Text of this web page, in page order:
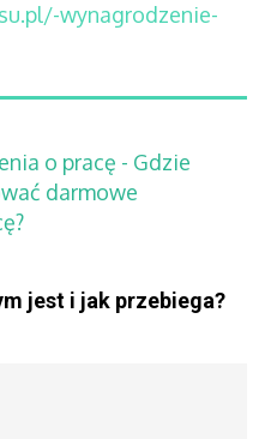
wynagrodzenie-
o pracę - Gdzie
darmowe
jest i jak przebiega?